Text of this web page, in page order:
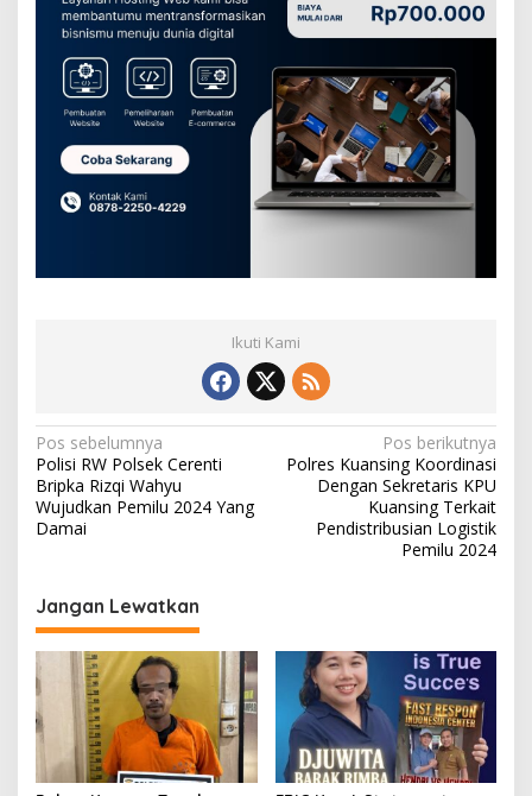
Ikuti Kami
N
a
v
a
s
i
p
o
s
Pos sebelumnya
Polisi RW Polsek Cerenti
Bripka Rizqi Wahyu
Wujudkan Pemilu 2024 Yang
Damai
Pos berikutnya
Polres Kuansing Koordinasi
Dengan Sekretaris KPU
Kuansing Terkait
Pendistribusian Logistik
Pemilu 2024
Jangan Lewatkan